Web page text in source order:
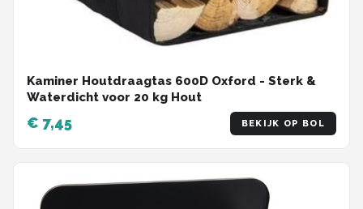
Kaminer Houtdraagtas 600D Oxford - Sterk &
Waterdicht voor 20 kg Hout
€ 7,45 BEKIJK OP BOL